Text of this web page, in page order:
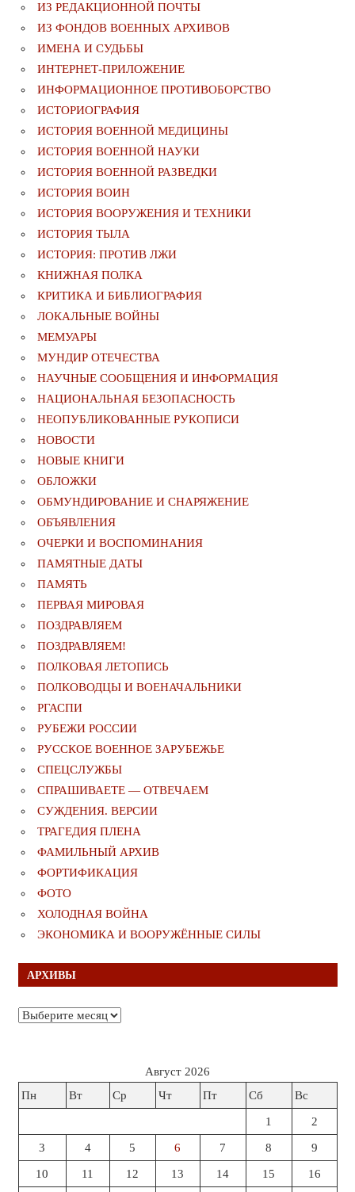
ИЗ РЕДАКЦИОННОЙ ПОЧТЫ
ИЗ ФОНДОВ ВОЕННЫХ АРХИВОВ
ИМЕНА И СУДЬБЫ
ИНТЕРНЕТ-ПРИЛОЖЕНИЕ
ИНФОРМАЦИОННОЕ ПРОТИВОБОРСТВО
ИСТОРИОГРАФИЯ
ИСТОРИЯ ВОЕННОЙ МЕДИЦИНЫ
ИСТОРИЯ ВОЕННОЙ НАУКИ
ИСТОРИЯ ВОЕННОЙ РАЗВЕДКИ
ИСТОРИЯ ВОИН
ИСТОРИЯ ВООРУЖЕНИЯ И ТЕХНИКИ
ИСТОРИЯ ТЫЛА
ИСТОРИЯ: ПРОТИВ ЛЖИ
КНИЖНАЯ ПОЛКА
КРИТИКА И БИБЛИОГРАФИЯ
ЛОКАЛЬНЫЕ ВОЙНЫ
МЕМУАРЫ
МУНДИР ОТЕЧЕСТВА
НАУЧНЫЕ СООБЩЕНИЯ И ИНФОРМАЦИЯ
НАЦИОНАЛЬНАЯ БЕЗОПАСНОСТЬ
НЕОПУБЛИКОВАННЫЕ РУКОПИСИ
НОВОСТИ
НОВЫЕ КНИГИ
ОБЛОЖКИ
ОБМУНДИРОВАНИЕ И СНАРЯЖЕНИЕ
ОБЪЯВЛЕНИЯ
ОЧЕРКИ И ВОСПОМИНАНИЯ
ПАМЯТНЫЕ ДАТЫ
ПАМЯТЬ
ПЕРВАЯ МИРОВАЯ
ПОЗДРАВЛЯЕМ
ПОЗДРАВЛЯЕМ!
ПОЛКОВАЯ ЛЕТОПИСЬ
ПОЛКОВОДЦЫ И ВОЕНАЧАЛЬНИКИ
РГАСПИ
РУБЕЖИ РОССИИ
РУССКОЕ ВОЕННОЕ ЗАРУБЕЖЬЕ
СПЕЦСЛУЖБЫ
СПРАШИВАЕТЕ — ОТВЕЧАЕМ
СУЖДЕНИЯ. ВЕРСИИ
ТРАГЕДИЯ ПЛЕНА
ФАМИЛЬНЫЙ АРХИВ
ФОРТИФИКАЦИЯ
ФОТО
ХОЛОДНАЯ ВОЙНА
ЭКОНОМИКА И ВООРУЖЁННЫЕ СИЛЫ
АРХИВЫ
Архивы
Август 2026
Пн
Вт Ср Чт Пт Сб Вс
1 2
3 4 5 6 7 8 9
10 11 12 13 14 15 16